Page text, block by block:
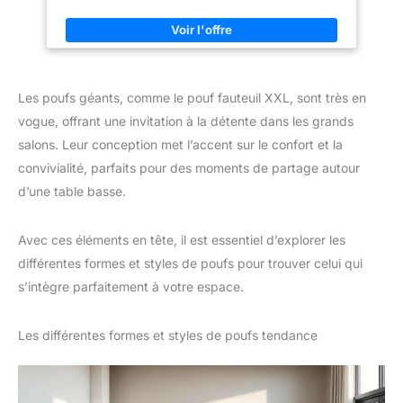
invite à vous lover seul ou à plusieurs. Sa base antidérapante
et ses coutures renforcées garantissent une utilisation durable
au quotidien. Dimensions : 113 x 118 x 75 cm (P x L x H). 📦
sans s’abîmer. Sa construction robuste résiste à un usage
durable pour des années de confort. 💎Style polyvalent &
fonctionnel：Au design épuré et chic, ce pouf s’intègre avec
élégance dans tous les intérieurs : salon, chambre, studio ou
coin lecture. Une poche latérale pratique permet de garder à
portée de main livres, télécommande ou tablette. 🔄Prêt à
l'emploi：Livré sous vide, il reprend sa forme optimale en 48 à
immédiatement d’un confort moelleux et durable.
Les poufs géants, comme le pouf fauteuil XXL, sont très en
vogue, offrant une invitation à la détente dans les grands
salons. Leur conception met l’accent sur le confort et la
convivialité, parfaits pour des moments de partage autour
d’une table basse.
Avec ces éléments en tête, il est essentiel d’explorer les
différentes formes et styles de poufs pour trouver celui qui
s’intègre parfaitement à votre espace.
Les différentes formes et styles de poufs tendance